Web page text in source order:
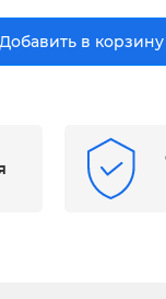
Добавить в корзину